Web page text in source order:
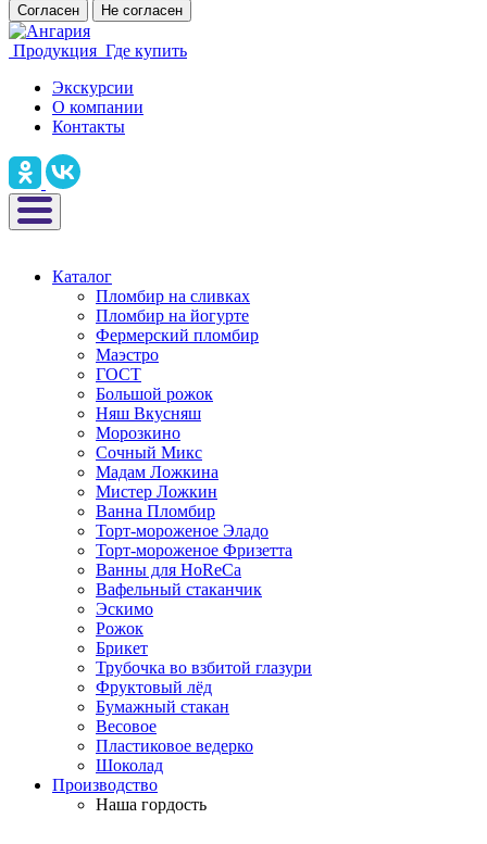
Согласен Не согласен
Продукция Где купить
Экскурсии
О компании
Контакты
Каталог
Пломбир на сливках
Пломбир на йогурте
Фермерский пломбир
Маэстро
ГОСТ
Большой рожок
Няш Вкусняш
Морозкино
Сочный Микс
Мадам Ложкина
Мистер Ложкин
Ванна Пломбир
Торт-мороженое Эладо
Торт-мороженое Фризетта
Ванны для HoReCa
Вафельный стаканчик
Эскимо
Рожок
Брикет
Трубочка во взбитой глазури
Фруктовый лёд
Бумажный стакан
Весовое
Пластиковое ведерко
Шоколад
Производство
Наша гордость